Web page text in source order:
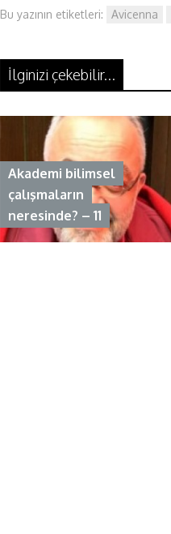
c
e
b
o
o
k
i
t
t
r
n
e
d
I
n
Bu yazının etiketleri: Avicenna
İlginizi çekebilir...
Akademi bilimsel
çalışmaların
neresinde? – 11